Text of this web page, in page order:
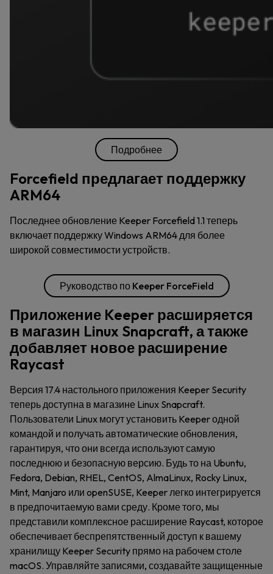
Подробнее
Forcefield предлагает поддержку
ARM64
Последнее обновление Keeper Forcefield 1.1 теперь
включает поддержку Windows ARM64 для более
широкой совместимости устройств.
Руководство по Keeper ForceField
Приложение Keeper расширяется
в магазин Linux Snapcraft, а также
добавляет новое расширение
Raycast
Версия 17.4 настольного приложения Keeper Security
теперь доступна в магазине Linux Snapcraft.
Пользователи Linux могут установить Keeper одной
командой и получать автоматические обновления,
гарантируя, что они всегда используют самую
последнюю и безопасную версию. Будь то на Ubuntu,
Fedora, Debian, RHEL, CentOS, AlmaLinux, Rocky Linux,
Mint, Manjaro или openSUSE, Keeper легко интегрируется
в предпочитаемую вами среду. Кроме того, мы
представили комплексное расширение Raycast, которое
обеспечивает беспрепятственный доступ к вашему
хранилищу Keeper Security прямо на рабочем столе
macOS. Управляйте записями, создавайте защищенные